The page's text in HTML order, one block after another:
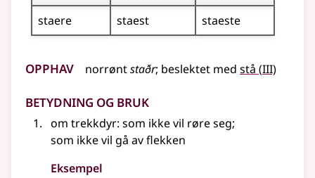
staere
staest staeste
Opphav norrøntstaðr; beslektet med stå (3
III)
Betydning og bruk
om trekkdyr: som ikke vil røre seg;
som ikke vil gå av flekken
Eksempel